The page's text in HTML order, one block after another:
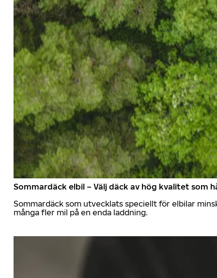
Sommardäck elbil – Välj däck av hög kvalitet som
Sommardäck som utvecklats speciellt för elbilar
många fler mil på en enda laddning.